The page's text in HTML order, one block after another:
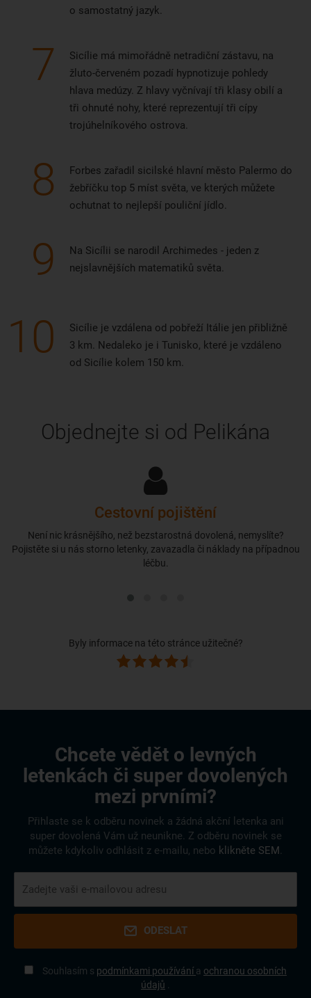
o samostatný jazyk.
7
Sicílie má mimořádně netradiční zástavu, na
žluto-červeném pozadí hypnotizuje pohledy
hlava medúzy. Z hlavy vyčnívají tři klasy obilí a
tři ohnuté nohy, které reprezentují tři cípy
trojúhelníkového ostrova.
8
Forbes zařadil sicilské hlavní město Palermo do
žebříčku top 5 míst světa, ve kterých můžete
ochutnat to nejlepší pouliční jídlo.
9
Na Sicílii se narodil Archimedes - jeden z
nejslavnějších matematiků světa.
10
Sicílie je vzdálena od pobřeží Itálie jen přibližně
3 km. Nedaleko je i Tunisko, které je vzdáleno
od Sicílie kolem 150 km.
Objednejte si od Pelikána
Cestovní pojištění
Není nic krásnějšího, než bezstarostná dovolená, nemyslíte?
Pojistěte si u nás storno letenky, zavazadla či náklady na případnou
léčbu.
Byly informace na této stránce užitečné?
Chcete vědět o levných
letenkách či super dovolených
mezi prvními?
Přihlaste se k odběru novinek a žádná akční letenka ani
super dovolená Vám už neunikne. Z odběru novinek se
můžete kdykoliv odhlásit z e-mailu, nebo klikněte SEM.
ODESLAT
Souhlasím s podmínkami používání a ochranou osobních
údajů